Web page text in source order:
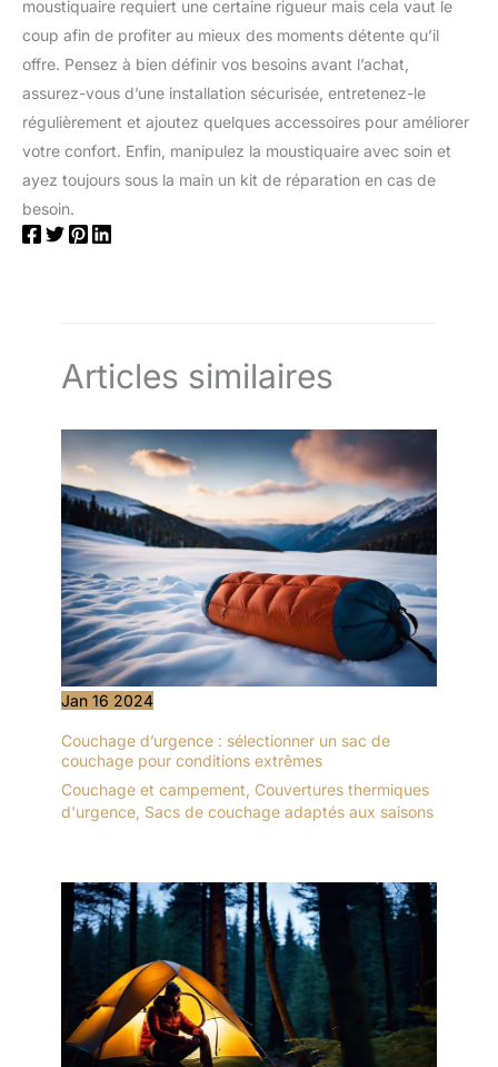
extérieure：Ce ruban de réparation moustiquaire est étanche,
résiste à des températures de -20 °C à 70 °C, idéal pour
réparer les fissures et trous dans les moustiquaires de
fenêtres et portes, les tentes, les filets de piscine et bien plus
encore Contenu & Service client：Vous recevrez 1 rouleau Gris
de ruban de réparation pour moustiquaire. Notre service client
moustiquaire requiert une certaine rigueur mais cela vaut le
coup afin de profiter au mieux des moments détente qu’il
offre. Pensez à bien définir vos besoins avant l’achat,
assurez-vous d’une installation sécurisée, entretenez-le
régulièrement et ajoutez quelques accessoires pour améliorer
votre confort. Enfin, manipulez la moustiquaire avec soin et
ayez toujours sous la main un kit de réparation en cas de
besoin.
Articles similaires
Jan 16 2024
Couchage d’urgence : sélectionner un sac de
couchage pour conditions extrêmes
Couchage et campement, Couvertures thermiques
d'urgence, Sacs de couchage adaptés aux saisons